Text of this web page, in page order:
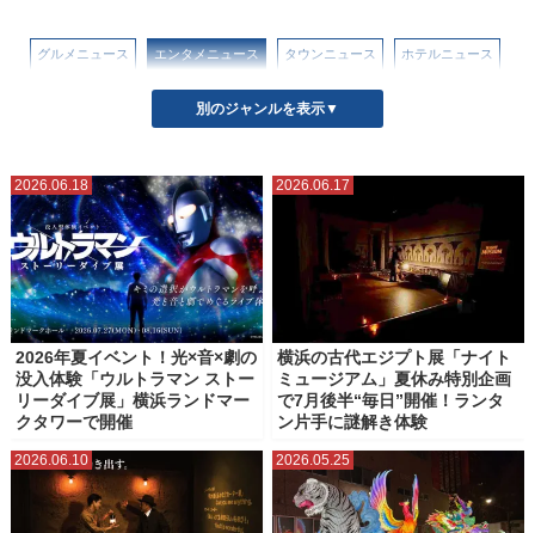
グルメニュース エンタメニュース タウンニュース ホテルニュース
イベントニュース
別のジャンルを表示▼
2026.06.18
2026年夏イベント！光×音×劇の
没入体験「ウルトラマン ストー
リーダイブ展」横浜ランドマー
クタワーで開催
2026.06.17
横浜の古代エジプト展「ナイト
ミュージアム」夏休み特別企画
で7月後半“毎日”開催！ランタ
ン片手に謎解き体験
2026.06.10 2026.05.25